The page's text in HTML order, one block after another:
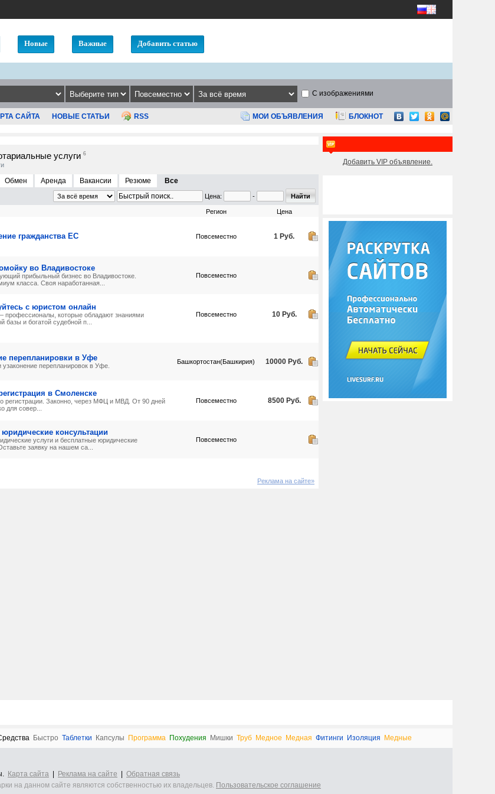
Новые Важные Добавить статью
С изображениями
САЙТА НОВЫЕ СТАТЬИ RSS МОИ ОБЪЯВЛЕНИЯ БЛОКНОТ
услуги 6
Обмен Аренда Вакансии Резюме Все
Цена: -
Регион Цена
гражданства ЕС Повсеместно 1 Руб.
во Владивостоке
прибыльный бизнес во Владивостоке.
класса. Своя наработанная...
Повсеместно
с юристом онлайн
которые обладают знаниями
базы и богатой судебной п...
Повсеместно 10 Руб.
перепланировки в Уфе
узаконение перепланировок в Уфе.
Башкортостан(Башкирия) 10000 Руб.
в Смоленске
регистрации. Законно, через МФЦ и МВД. От 90 дней
для совер...
Повсеместно 8500 Руб.
консультации
услуги и бесплатные юридические
заявку на нашем са...
Повсеместно
Реклама на сайте»
Добавить VIP объявление.
Быстро Таблетки Капсулы Программа Похудения Мишки Труб Медное Медная Фитинги Изоляция Медные
Карта сайта Реклама на сайте
Обратная связь
на данном сайте являются собственностью их владельцев. Пользовательское соглашение